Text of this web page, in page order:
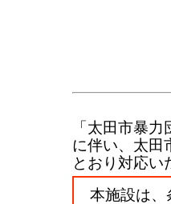
「太田市暴
に伴い、太田
とおり対応い
本施設は、